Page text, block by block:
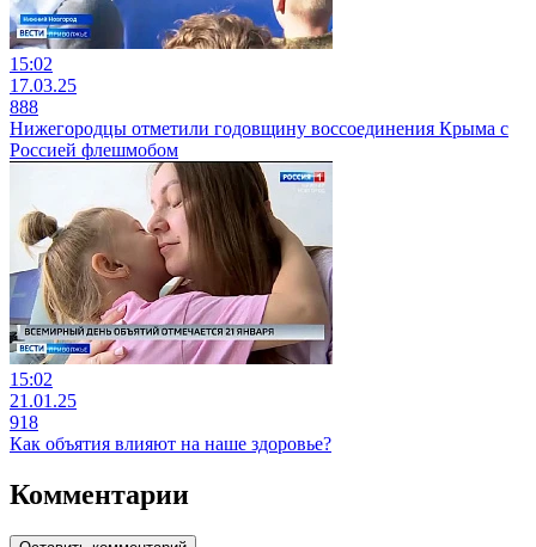
15:02
17.03.25
888
Нижегородцы отметили годовщину воссоединения Крыма с
Россией флешмобом
15:02
21.01.25
918
Как объятия влияют на наше здоровье?
Комментарии